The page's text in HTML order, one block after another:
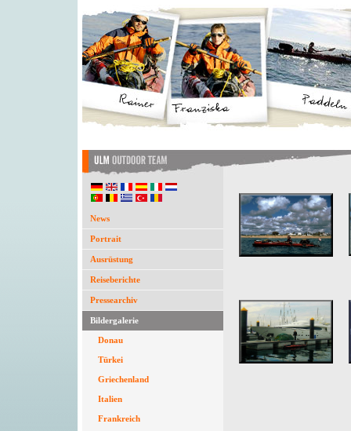
News
Portrait
Ausrüstung
Reiseberichte
Pressearchiv
Bildergalerie
Donau
Türkei
Griechenland
Italien
Frankreich